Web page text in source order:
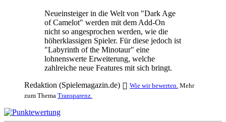
Neueinsteiger in die Welt von "Dark Age
of Camelot" werden mit dem Add-On
nicht so angesprochen werden, wie die
höherklassigen Spieler. Für diese jedoch ist
"Labyrinth of the Minotaur" eine
lohnenswerte Erweiterung, welche
zahlreiche neue Features mit sich bringt.
Redaktion (Spielemagazin.de)
Wie wir bewerten. Mehr
zum Thema Transparenz.